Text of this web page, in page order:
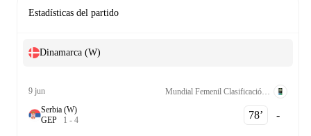
Estadísticas del partido
Dinamarca (W)
9 jun
Serbia (W)
GEP 1 - 4 78‎’‎ -